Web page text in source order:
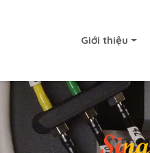
Giới thiệu